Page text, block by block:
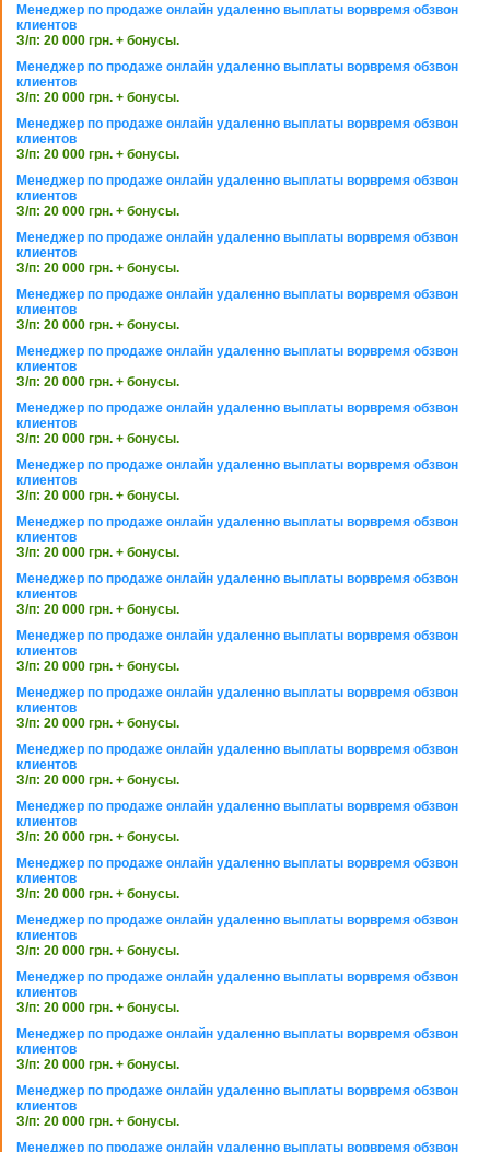
Менеджер по продаже онлайн удаленно выплаты ворвремя обзвон
клиентов
З/п: 20 000 грн. + бонусы.
Менеджер по продаже онлайн удаленно выплаты ворвремя обзвон
клиентов
З/п: 20 000 грн. + бонусы.
Менеджер по продаже онлайн удаленно выплаты ворвремя обзвон
клиентов
З/п: 20 000 грн. + бонусы.
Менеджер по продаже онлайн удаленно выплаты ворвремя обзвон
клиентов
З/п: 20 000 грн. + бонусы.
Менеджер по продаже онлайн удаленно выплаты ворвремя обзвон
клиентов
З/п: 20 000 грн. + бонусы.
Менеджер по продаже онлайн удаленно выплаты ворвремя обзвон
клиентов
З/п: 20 000 грн. + бонусы.
Менеджер по продаже онлайн удаленно выплаты ворвремя обзвон
клиентов
З/п: 20 000 грн. + бонусы.
Менеджер по продаже онлайн удаленно выплаты ворвремя обзвон
клиентов
З/п: 20 000 грн. + бонусы.
Менеджер по продаже онлайн удаленно выплаты ворвремя обзвон
клиентов
З/п: 20 000 грн. + бонусы.
Менеджер по продаже онлайн удаленно выплаты ворвремя обзвон
клиентов
З/п: 20 000 грн. + бонусы.
Менеджер по продаже онлайн удаленно выплаты ворвремя обзвон
клиентов
З/п: 20 000 грн. + бонусы.
Менеджер по продаже онлайн удаленно выплаты ворвремя обзвон
клиентов
З/п: 20 000 грн. + бонусы.
Менеджер по продаже онлайн удаленно выплаты ворвремя обзвон
клиентов
З/п: 20 000 грн. + бонусы.
Менеджер по продаже онлайн удаленно выплаты ворвремя обзвон
клиентов
З/п: 20 000 грн. + бонусы.
Менеджер по продаже онлайн удаленно выплаты ворвремя обзвон
клиентов
З/п: 20 000 грн. + бонусы.
Менеджер по продаже онлайн удаленно выплаты ворвремя обзвон
клиентов
З/п: 20 000 грн. + бонусы.
Менеджер по продаже онлайн удаленно выплаты ворвремя обзвон
клиентов
З/п: 20 000 грн. + бонусы.
Менеджер по продаже онлайн удаленно выплаты ворвремя обзвон
клиентов
З/п: 20 000 грн. + бонусы.
Менеджер по продаже онлайн удаленно выплаты ворвремя обзвон
клиентов
З/п: 20 000 грн. + бонусы.
Менеджер по продаже онлайн удаленно выплаты ворвремя обзвон
клиентов
З/п: 20 000 грн. + бонусы.
Менеджер по продаже онлайн удаленно выплаты ворвремя обзвон